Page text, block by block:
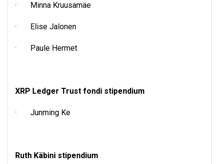
· Minna Kruusamäe
· Elise Jalonen
· Paule Hermet
XRP Ledger Trust fondi stipendium
· Junming Ke
Ruth Käbini stipendium